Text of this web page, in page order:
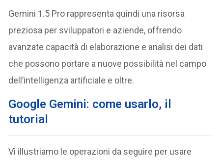
Gemini 1.5 Pro rappresenta quindi una risorsa
preziosa per sviluppatori e aziende, offrendo
avanzate capacità di elaborazione e analisi dei dati
che possono portare a nuove possibilità nel campo
dell’intelligenza artificiale e oltre.
Google Gemini: come usarlo, il
tutorial
Vi illustriamo le operazioni da seguire per usare